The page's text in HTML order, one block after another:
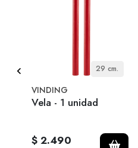
29 cm.
VINDING
Vela - 1 unidad
$ 2.490